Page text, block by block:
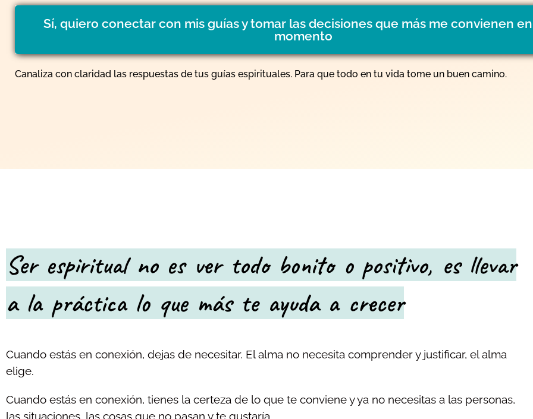
Sí, quiero conectar con mis guías y tomar las decisiones que más me convienen
momento
Canaliza con claridad las respuestas de tus guías espirituales. Para que todo en tu vida tome un buen camino.
Ser espiritual no es ver todo bonito o positivo, es llevar
a la práctica lo que más te ayuda a crecer
Cuando estás en conexión, dejas de necesitar. El alma no necesita comprender y justificar, el alma
elige.
Cuando estás en conexión, tienes la certeza de lo que te conviene y ya no necesitas a las personas,
las situaciones, las cosas que no pasan y te gustaría…